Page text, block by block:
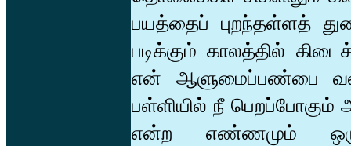
பயத்தைப் புறந்தள்ளத்
படிக்கும் காலத்தில்
என் ஆளுமைப்பண்பை
பள்ளியில் நீ
என்ற எண்ணமும்